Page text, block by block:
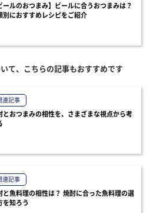
ールのおつまみ】ビールに合うおつまみは？
別におすすめレシピをご紹介
て、こちらの記事もおすすめです
連記事
とおつまみの相性を、さまざまな視点から考
連記事
と魚料理の相性は？ 焼酎に合った魚料理の選
を知ろう